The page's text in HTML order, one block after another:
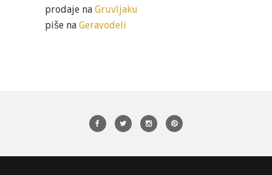
prodaje na Gruvljaku
piše na Geravodeli